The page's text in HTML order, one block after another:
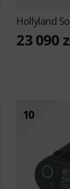
Hollyland
23 090
10